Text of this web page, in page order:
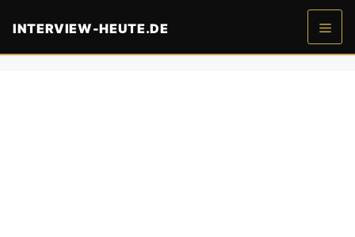
Inhalt
INTERVIEW-HEUTE.DE
Menü